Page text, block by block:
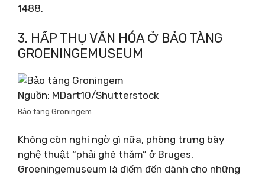
1488.
3. HẤP THỤ VĂN HÓA Ở BẢO TÀNG
GROENINGEMUSEUM
Nguồn: MDart10/Shutterstock
Bảo tàng Groningem
Không còn nghi ngờ gì nữa, phòng trưng bày
nghệ thuật “phải ghé thăm” ở Bruges,
Groeningemuseum là điểm đến dành cho những